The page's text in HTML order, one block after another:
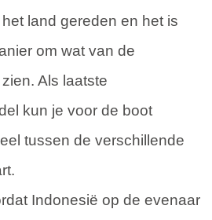
land gereden en het is
om wat van de
Als laatste
kun je voor de boot
tussen de verschillende
Indonesië op de evenaar